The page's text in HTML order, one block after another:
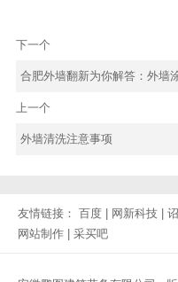
下一个
合肥外墙翻新为你解答：外墙
上一个
外墙清洗注意事项
友情链接： 百度 网新科技
网站制作
采买吧